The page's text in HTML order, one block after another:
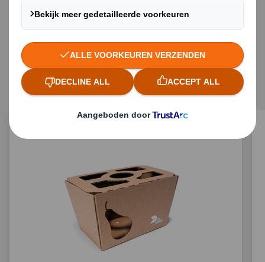
Gerelateerde uitvoeringen
van kartonnen
verpakkingen